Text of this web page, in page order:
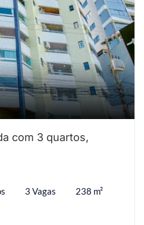
com 3 quartos,
3 Vagas 238 m²